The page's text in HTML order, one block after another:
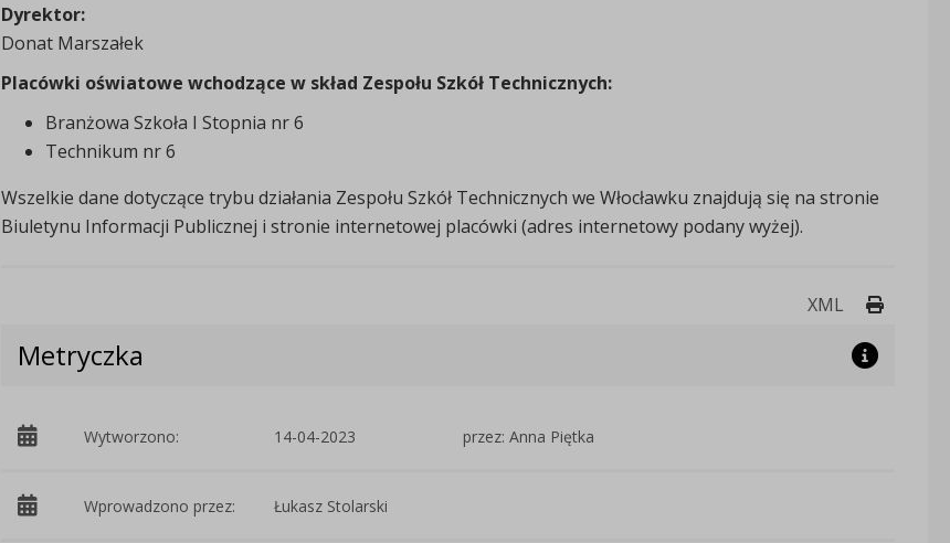
Dyrektor:
Donat Marszałek
Placówki oświatowe wchodzące w skład Zespołu Szkół Technicznych:
Branżowa Szkoła I Stopnia nr 6
Technikum nr 6
Wszelkie dane dotyczące trybu działania Zespołu Szkół Technicznych we Włocławku znajdują się na stronie
Biuletynu Informacji Publicznej i stronie internetowej placówki (adres internetowy podany wyżej).
XML Drukuj
Metryczka
Wytworzono: 14-04-2023 przez: Anna Piętka
Wprowadzono przez: Łukasz Stolarski